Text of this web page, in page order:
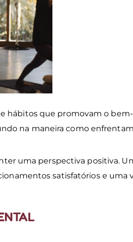
hábitos que promovam o bem-
na maneira como
uma perspectiva positiva.
satisfatórios e uma